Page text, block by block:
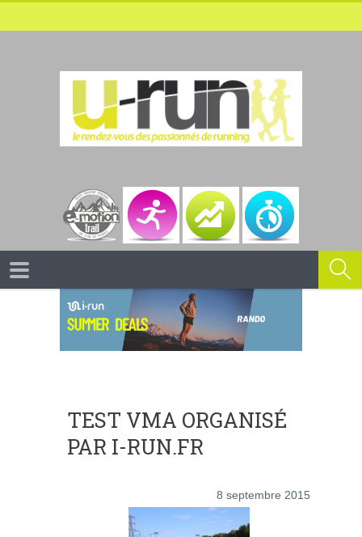
TEST VMA ORGANISÉ
PAR I-RUN.FR
8 septembre 2015